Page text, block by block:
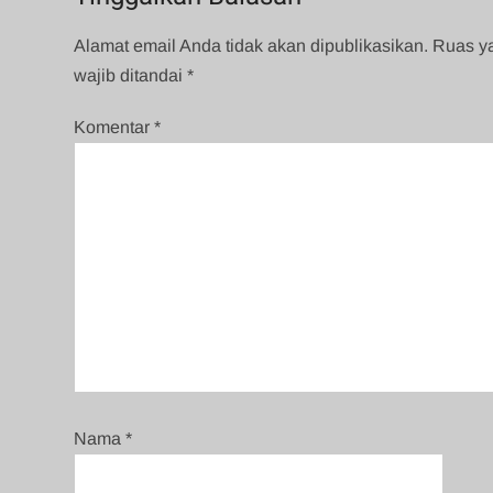
Alamat email Anda tidak akan dipublikasikan. Ruas
wajib ditandai*
Komentar*
Nama*